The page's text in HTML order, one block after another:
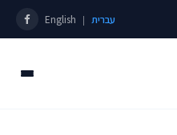
עברית |
English